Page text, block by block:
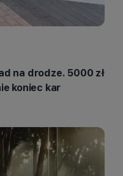
na drodze. 5000 zł
koniec kar